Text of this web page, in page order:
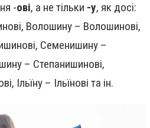
-ові, а не тільки -у, як досі:
Волошину – Волошинові,
Семенишину –
– Степанишинові,
Ільїну – Ільїнові та ін.